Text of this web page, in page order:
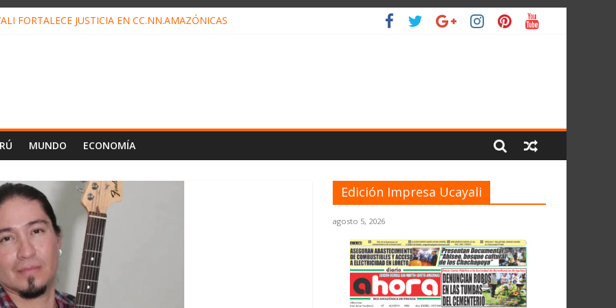
FORTALECE JUSTICIA EN CC.NN.AMAZÓNICAS
MUNDO ECONOMÍA
Edición Impresa Ucayali
agosto 5, 2026